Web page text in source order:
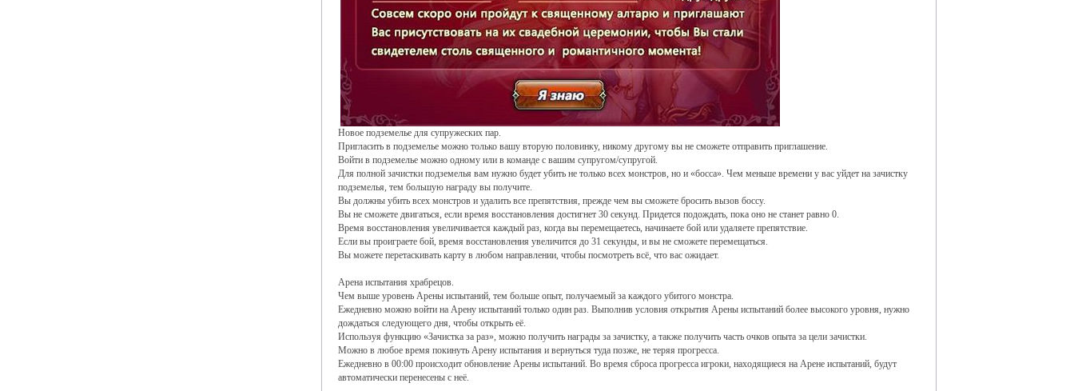
Новое подземелье для супружеских пар.
Пригласить в подземелье можно только вашу вторую половинку, никому другому вы не сможете отправить приглашение.
Войти в подземелье можно одному или в команде с вашим супругом/супругой.
Для полной зачистки подземелья вам нужно будет убить не только всех монстров, но и «босса». Чем меньше времени у вас уйдет на зачистку
подземелья, тем большую награду вы получите.
Вы должны убить всех монстров и удалить все препятствия, прежде чем вы сможете бросить вызов боссу.
Вы не сможете двигаться, если время восстановления достигнет 30 секунд. Придется подождать, пока оно не станет равно 0.
Время восстановления увеличивается каждый раз, когда вы перемещаетесь, начинаете бой или удаляете препятствие.
Если вы проиграете бой, время восстановления увеличится до 31 секунды, и вы не сможете перемещаться.
Вы можете перетаскивать карту в любом направлении, чтобы посмотреть всё, что вас ожидает.
Арена испытания храбрецов.
Чем выше уровень Арены испытаний, тем больше опыт, получаемый за каждого убитого монстра.
Ежедневно можно войти на Арену испытаний только один раз. Выполнив условия открытия Арены испытаний более высокого уровня, нужно
дождаться следующего дня, чтобы открыть её.
Используя функцию «Зачистка за раз», можно получить награды за зачистку, а также получить часть очков опыта за цели зачистки.
Можно в любое время покинуть Арену испытания и вернуться туда позже, не теряя прогресса.
Ежедневно в 00:00 происходит обновление Арены испытаний. Во время сброса прогресса игроки, находящиеся на Арене испытаний, будут
автоматически перенесены с неё.